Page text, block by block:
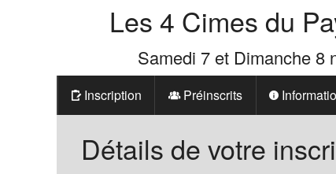
Les 4 Cimes du
Samedi 7 et Dimanche 8
Inscription Préinscrits
Détails de votre